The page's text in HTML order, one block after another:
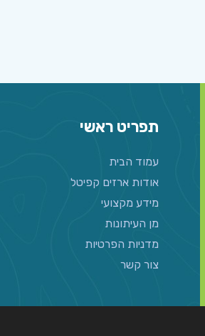
תפריט ראשי
עמוד הבית
אודות ארזים קפיטל
מידע מקצועי
מן העיתונות
מדניות הפרטיות
צור קשר